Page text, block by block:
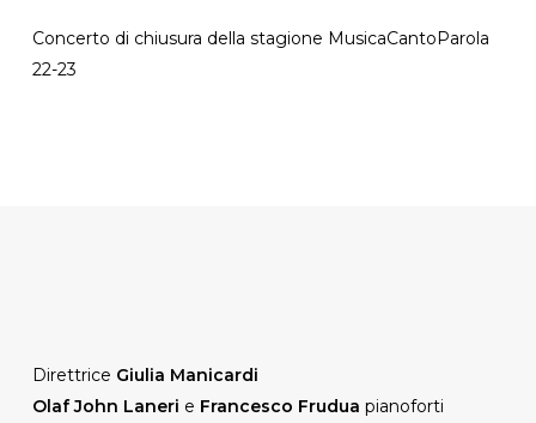
Concerto di chiusura della stagione MusicaCantoParola
22-23
Direttrice Giulia Manicardi
Olaf John Laneri e Francesco Frudua pianoforti